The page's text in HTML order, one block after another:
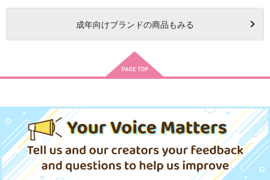
成年向けブランドの商品もみる